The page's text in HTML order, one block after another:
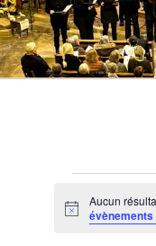
Évènements
Notice
Aucun